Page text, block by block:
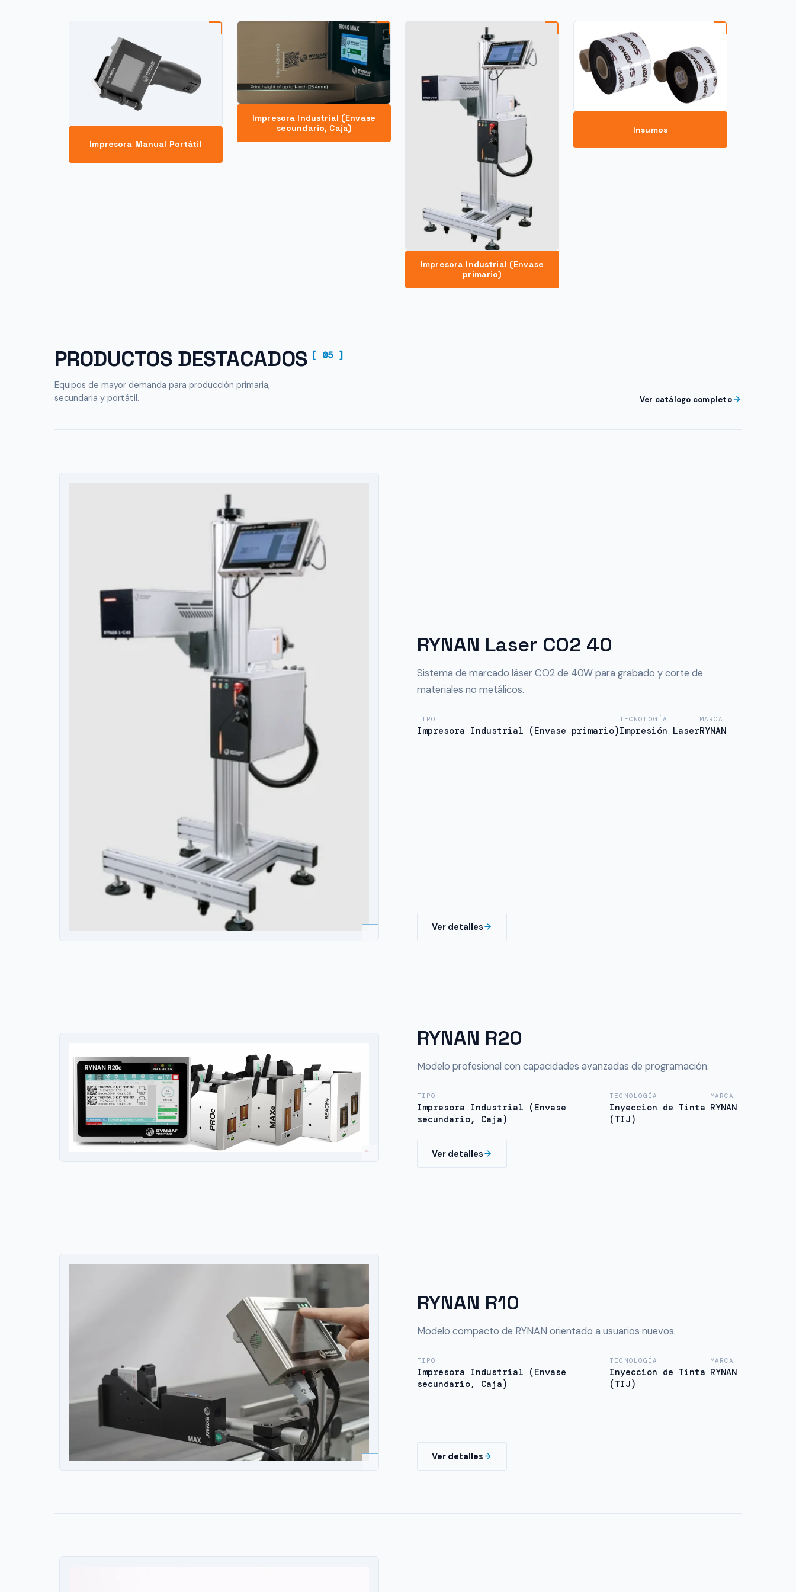
Impresora Manual Portátil
Impresora Industrial (Envase
secundario, Caja)
Impresora Industrial (Envase
primario)
Insumos
PRODUCTOS DESTACADOS [ 05 ]
Equipos de mayor demanda para producción primaria,
secundaria y portátil.
Ver catálogo completo
RYNAN Laser CO2 40
Sistema de marcado láser CO2 de 40W para grabado y corte de
materiales no metálicos.
TIPO
Impresora Industrial (Envase primario)
TECNOLOGÍA
Impresión Laser
MARCA
RYNAN
Ver detalles
RYNAN R20
Modelo profesional con capacidades avanzadas de programación.
TIPO
Impresora Industrial (Envase
secundario, Caja)
TECNOLOGÍA
Inyeccion de Tinta
(TIJ)
MARCA
RYNAN
Ver detalles
RYNAN R10
Modelo compacto de RYNAN orientado a usuarios nuevos.
TIPO
Impresora Industrial (Envase
secundario, Caja)
TECNOLOGÍA
Inyeccion de Tinta
(TIJ)
MARCA
RYNAN
Ver detalles